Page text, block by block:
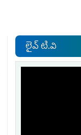
లైవ్ టి.వి